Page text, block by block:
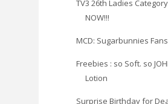
TV3 26th Ladies Category
NOW!!!
MCD: Sugarbunnies
Freebies : so Soft. so
Lotion
Surprise Birthday for